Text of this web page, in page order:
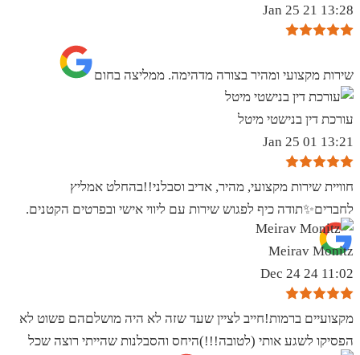
13:28 21 Jan 25
שירות מקצועי ומהיר בצורה מדהימה. ממליצה בחום
עורכת דין בנישטי מיטל
13:21 01 Jan 25
חוויית שירות מקצועי, מהיר, אדיב וסבלני!!בהחלט אמליץ
לחברים✨️תודה כיף לפגוש שירות עם ליווי אישי ובפרטים הקטנים.
Meirav Monitz
11:02 24 Dec 24
מקצועיים ברמות!חייב לציין שעד שזה לא היה מושלםהם פשוט לא
הפסיקו לשגע אותי (לטובה!!!)היחס והסבלנות שהייתי רוצה שכל